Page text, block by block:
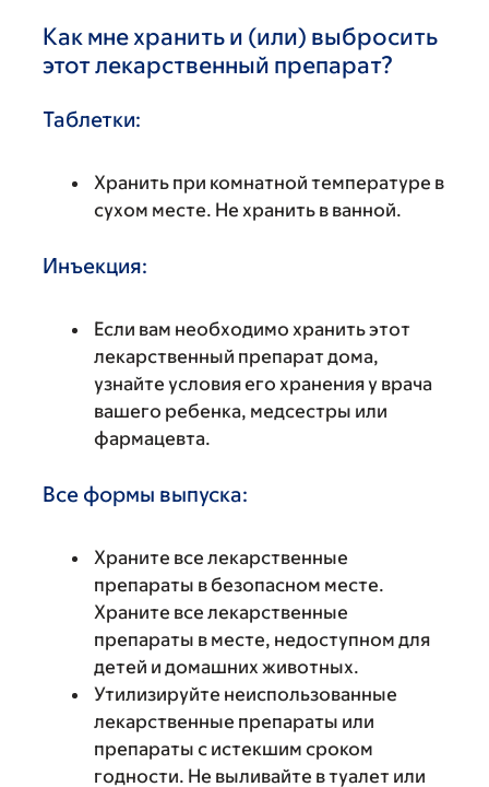
Как мне хранить и (или) выбросить
этот лекарственный препарат?
Таблетки:
Хранить при комнатной температуре в
сухом месте. Не хранить в ванной.
Инъекция:
Если вам необходимо хранить этот
лекарственный препарат дома,
узнайте условия его хранения у врача
вашего ребенка, медсестры или
фармацевта.
Все формы выпуска:
Храните все лекарственные
препараты в безопасном месте.
Храните все лекарственные
препараты в месте, недоступном для
детей и домашних животных.
Утилизируйте неиспользованные
лекарственные препараты или
препараты с истекшим сроком
годности. Не выливайте в туалет или